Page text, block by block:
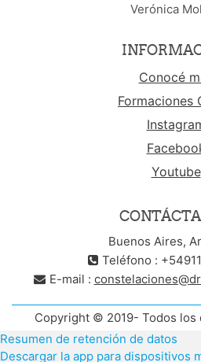
Verónica
Conocé
Formaciones
Youtube
Buenos Aires,
Teléfono :
E-mail :
Copyright © 2019- Todos los
Resumen de retención de datos
Descargar la app para dispositivos